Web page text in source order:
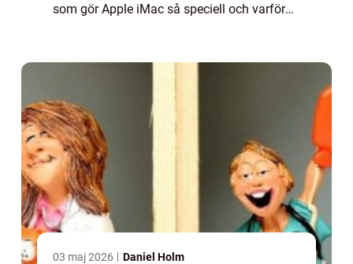
som gör Apple iMac så speciell och varför
03 maj 2026 Daniel Holm